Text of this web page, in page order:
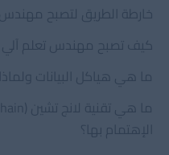
خارطة الطريق لتصبح مهندس
كيف تصبح مهندس تعلم آلي
ما هي هياكل البيانات
الإهتمام بها؟